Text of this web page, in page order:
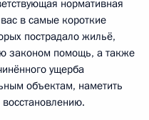
нормативная
в самые короткие
пострадало жильё,
законом помощь, а также
ущерба
объектам, наметить